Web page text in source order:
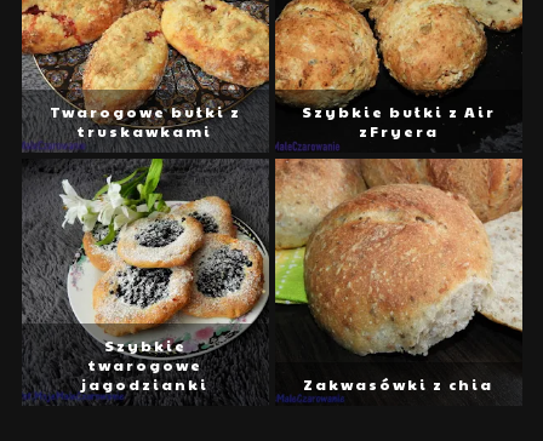
Twarogowe bułki z
truskawkami
Szybkie bułki z Air
zFryera
Szybkie
twarogowe
jagodzianki
Zakwasówki z chia